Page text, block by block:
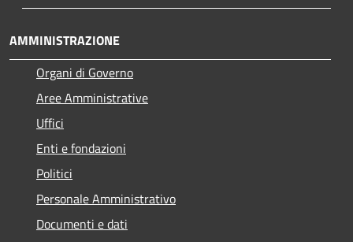
AMMINISTRAZIONE
Organi di Governo
Aree Amministrative
Uffici
Enti e fondazioni
Politici
Personale Amministrativo
Documenti e dati